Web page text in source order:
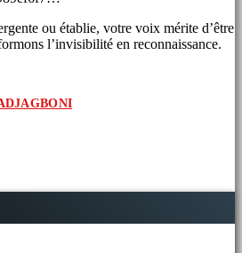
ou établie, votre voix mérite d’être
l’invisibilité en reconnaissance.